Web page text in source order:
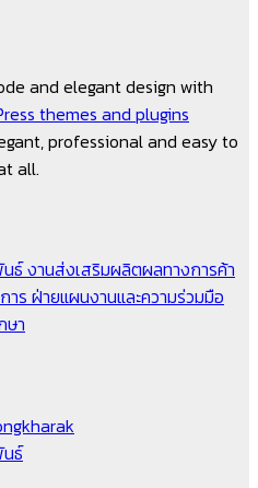
and elegant design with
themes and plugins
professional and easy to
all.
นธ์งานส่งเสริมผลิตผลทางการค้า
าร ฝ่ายแผนงานและความร่วมมือ
ษา
ธ์